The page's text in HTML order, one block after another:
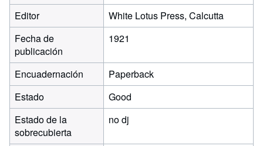
Editor
White Lotus Press, Calcutta
Fecha de
publicación
1921
Encuadernación
Paperback
Estado
Good
Estado de la
sobrecubierta
no dj